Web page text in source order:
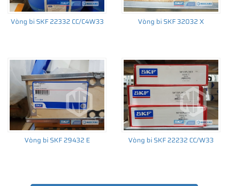
Vòng bi SKF 22332 CC/C4W33 Vòng bi SKF 32032 X
Vòng bi SKF 29432 E Vòng bi SKF 22232 CC/W33